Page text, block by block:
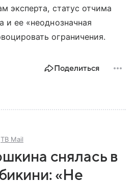
эксперта, статус отчима
и ее «неоднозначная
ограничения.
Поделиться
ТВ Mail
снялась в
«Не